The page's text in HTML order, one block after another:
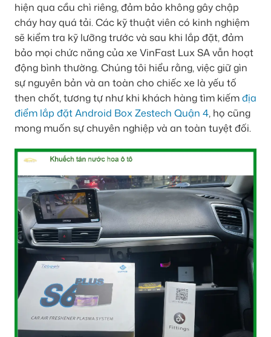
hiện qua cầu chì riêng, đảm bảo không gây chập
cháy hay quá tải. Các kỹ thuật viên có kinh nghiệm
sẽ kiểm tra kỹ lưỡng trước và sau khi lắp đặt, đảm
bảo mọi chức năng của xe VinFast Lux SA vẫn hoạt
động bình thường. Chúng tôi hiểu rằng, việc giữ gìn
sự nguyên bản và an toàn cho chiếc xe là yếu tố
then chốt, tương tự như khi khách hàng tìm kiếmđịa
điểm lắp đặt Android Box Zestech Quận 4, họ cũng
mong muốn sự chuyên nghiệp và an toàn tuyệt đối.